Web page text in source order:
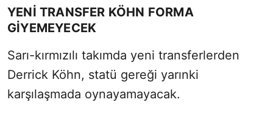
YENİ TRANSFER KÖHN FORMA
GİYEMEYECEK
Sarı-kırmızılı takımda yeni transferlerden
Derrick Köhn, statü gereği yarınki
karşılaşmada oynayamayacak.